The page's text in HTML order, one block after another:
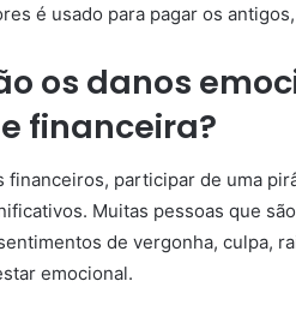
é usado para pagar os
os danos
financeira?
financeiros, participar de uma
Muitas pessoas que
de vergonha, culpa,
emocional.